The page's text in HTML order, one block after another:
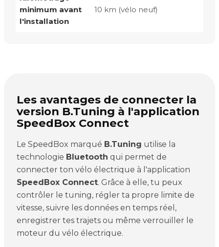
minimum avant
l'installation
10 km (vélo neuf)
Les avantages de connecter la
version B.Tuning à l'application
SpeedBox Connect
Le SpeedBox marqué B.Tuning utilise la
technologie Bluetooth qui permet de
connecter ton vélo électrique à l'application
SpeedBox Connect. Grâce à elle, tu peux
contrôler le tuning, régler ta propre limite de
vitesse, suivre les données en temps réel,
enregistrer tes trajets ou même verrouiller le
moteur du vélo électrique.